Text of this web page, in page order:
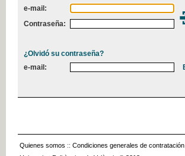
e-mail:
Contraseña:
¿Olvidó su contraseña?
e-mail:
Quienes somos :: Condiciones generales de contratación